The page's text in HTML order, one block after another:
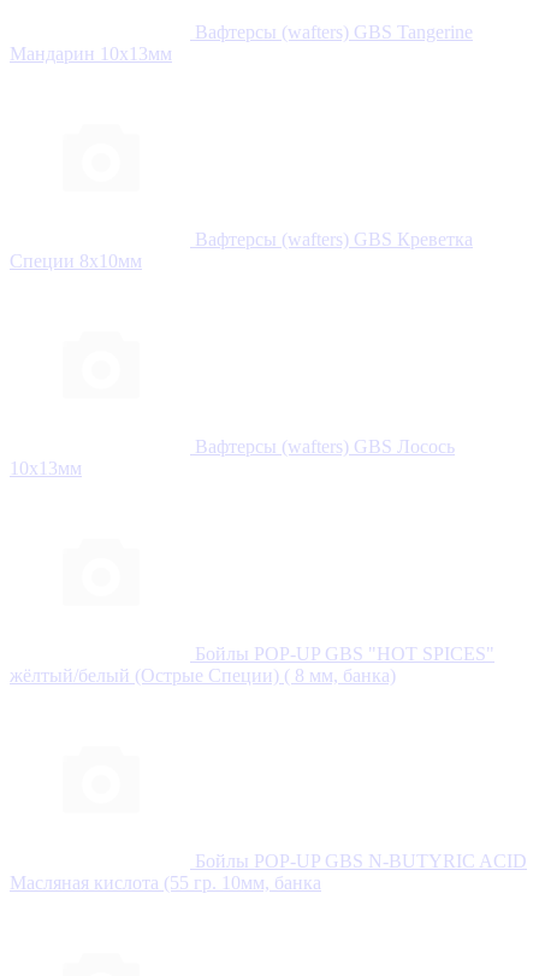
Вафтерсы (wafters) GBS Tangerine
Мандарин 10x13мм
Вафтерсы (wafters) GBS Креветка
Специи 8x10мм
Вафтерсы (wafters) GBS Лосось
10x13мм
Бойлы POP-UP GBS "HOT SPICES"
жёлтый/белый (Острые Специи) ( 8 мм, банка)
Бойлы POP-UP GBS N-BUTYRIC ACID
Масляная кислота (55 гр. 10мм, банка